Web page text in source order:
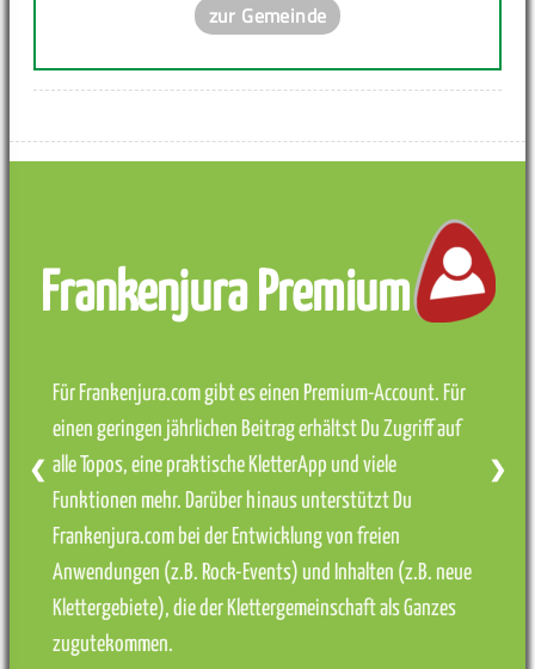
zur Gemeinde
Frankenjura Premium
Für Frankenjura.com gibt es einen Premium-Account. Für
einen geringen jährlichen Beitrag erhältst Du Zugriff auf
alle Topos, eine praktische KletterApp und viele
Funktionen mehr. Darüber hinaus unterstützt Du
Frankenjura.com bei der Entwicklung von freien
Anwendungen (z.B. Rock-Events) und Inhalten (z.B. neue
Klettergebiete), die der Klettergemeinschaft als Ganzes
zugutekommen.
❮ ❯